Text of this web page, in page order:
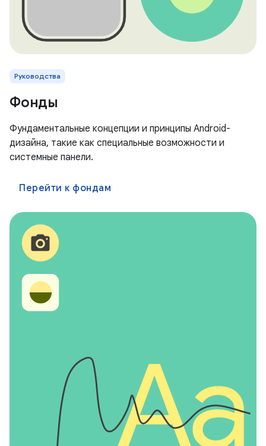
Руководства
Фонды
Фундаментальные концепции и принципы Android-
дизайна, такие как специальные возможности и
системные панели.
Перейти к фондам